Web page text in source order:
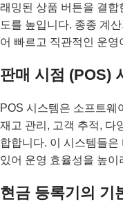
래밍된 상품 버튼을 결
도를 높입니다. 종종 계
어 빠르고 직관적인 운
판매 시점 (POS)
POS 시스템은 소프트웨
재고 관리, 고객 추적, 다
합합니다. 이 시스템들
있어 운영 효율성을 높
현금 등록기의 기